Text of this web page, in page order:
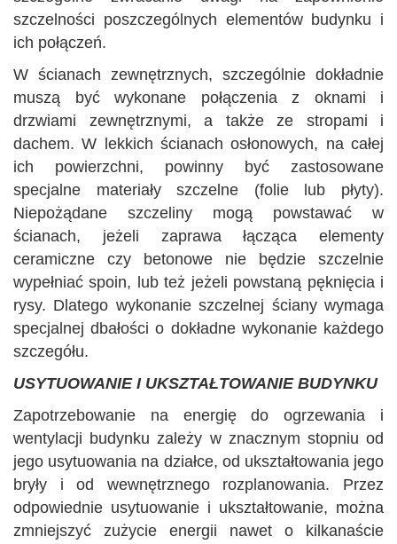
szczelności poszczególnych elementów budynku i
ich połączeń.
W ścianach zewnętrznych, szczególnie dokładnie
muszą być wykonane połączenia z oknami i
drzwiami zewnętrznymi, a także ze stropami i
dachem. W lekkich ścianach osłonowych, na całej
ich powierzchni, powinny być zastosowane
specjalne materiały szczelne (folie lub płyty).
Niepożądane szczeliny mogą powstawać w
ścianach, jeżeli zaprawa łącząca elementy
ceramiczne czy betonowe nie będzie szczelnie
wypełniać spoin, lub też jeżeli powstaną pęknięcia i
rysy. Dlatego wykonanie szczelnej ściany wymaga
specjalnej dbałości o dokładne wykonanie każdego
szczegółu.
USYTUOWANIE I UKSZTAŁTOWANIE BUDYNKU
Zapotrzebowanie na energię do ogrzewania i
wentylacji budynku zależy w znacznym stopniu od
jego usytuowania na działce, od ukształtowania jego
bryły i od wewnętrznego rozplanowania. Przez
odpowiednie usytuowanie i ukształtowanie, można
zmniejszyć zużycie energii nawet o kilkanaście